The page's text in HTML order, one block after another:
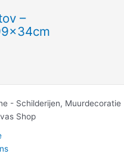
–
- Schilderijen, Muurdecoratie
Shop